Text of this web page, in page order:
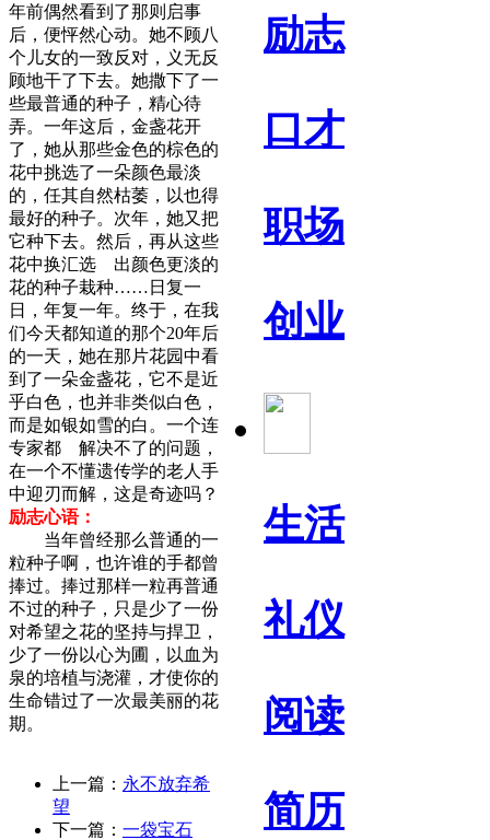
励志
口才
职场
创业
生活
礼仪
阅读
简历
年前偶然看到了那则启事
后，便怦然心动。她不顾八
个儿女的一致反对，义无反
顾地干了下去。她撒下了一
些最普通的种子，精心待
弄。一年这后，金盏花开
了，她从那些金色的棕色的
花中挑选了一朵颜色最淡
的，任其自然枯萎，以也得
最好的种子。次年，她又把
它种下去。然后，再从这些
花中换汇选 出颜色更淡的
花的种子栽种……日复一
日，年复一年。终于，在我
们今天都知道的那个20年后
的一天，她在那片花园中看
到了一朵金盏花，它不是近
乎白色，也并非类似白色，
而是如银如雪的白。一个连
专家都 解决不了的问题，
在一个不懂遗传学的老人手
中迎刃而解，这是奇迹吗？
励志心语：
当年曾经那么普通的一
粒种子啊，也许谁的手都曾
捧过。捧过那样一粒再普通
不过的种子，只是少了一份
对希望之花的坚持与捍卫，
少了一份以心为圃，以血为
泉的培植与浇灌，才使你的
生命错过了一次最美丽的花
期。
上一篇： 永不放弃希
望
下一篇： 一袋宝石